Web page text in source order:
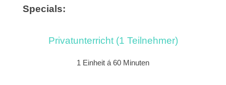
Specials:
Privatunterricht (1 Teilnehmer)
1 Einheit á 60 Minuten